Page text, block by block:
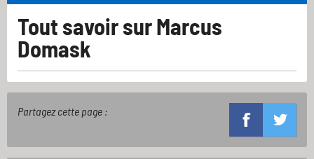
Tout savoir surMarcus
Domask
Partagez cette page :